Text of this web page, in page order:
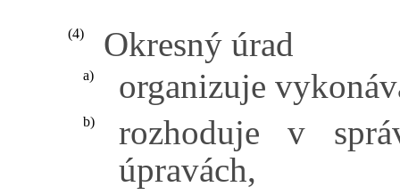
(4) Okresný úrad
a) organizuje
b)
rozhoduje v
úpravách,